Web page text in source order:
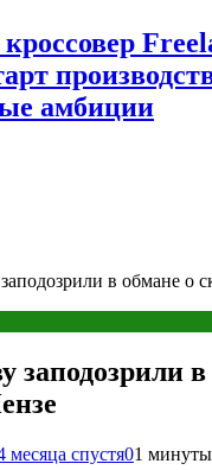
амбиции
в обмане о
заподозрили в
месяца спустя01 минуты